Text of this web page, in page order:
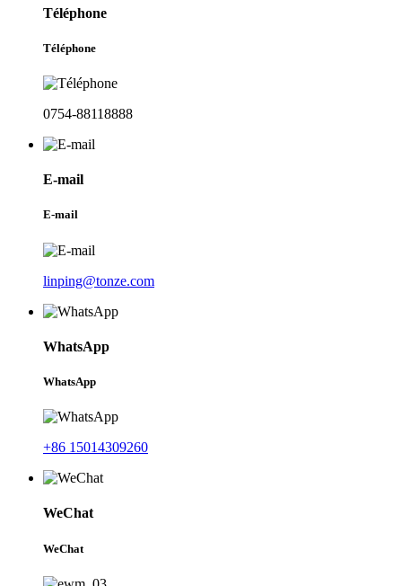
Téléphone
Téléphone
0754-88118888
E-mail
E-mail
linping@tonze.com
WhatsApp
WhatsApp
+86 15014309260
WeChat
WeChat